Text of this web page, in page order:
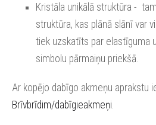
Kristāla unikālā struktūra -
struktūra, kas plānā slānī var
tiek uzskatīts par elastīguma
simbolu pārmaiņu priekšā.
Ar kopējo dabīgo akmeņu aprakstu
Brīvbrīdim/dabīgieakmeņi